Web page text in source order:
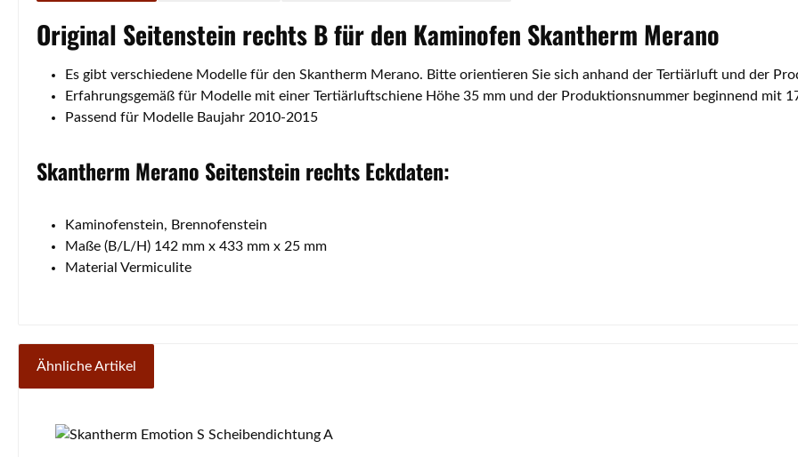
Original Seitenstein rechtsB für den Kaminofen Skantherm Merano
Es gibt verschiedene Modelle für den Skantherm Merano. Bitte orientieren Sie sich anhand der Tertiärluft und der
Erfahrungsgemäß für Modelle mit einer Tertiärluftschiene Höhe 35 mm und der Produktionsnummer beginnend mit
Passend für Modelle Baujahr 2010-2015
Skantherm Merano Seitenstein rechtsEckdaten:
Kaminofenstein, Brennofenstein
Maße (B/L/H) 142 mm x 433 mm x 25 mm
Material Vermiculite
Ähnliche Artikel